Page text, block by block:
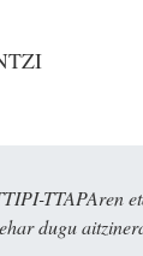
TTAPAren
dugu